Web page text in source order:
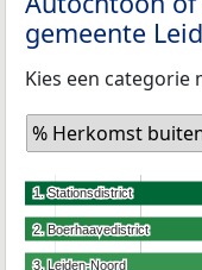
gemeente
Kies een
% Herkomst
1. Stationsdistrict
1. Stationsdistrict
2. Boerhaavedistrict
2. Boerhaavedistrict
3. Leiden-Noord
3. Leiden-Noord